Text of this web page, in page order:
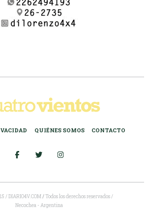
QUIÉNES SOMOS CONTACTO
/ DIARIO4V.COM/Todos los derechos reservados /
Necochea - Argentina